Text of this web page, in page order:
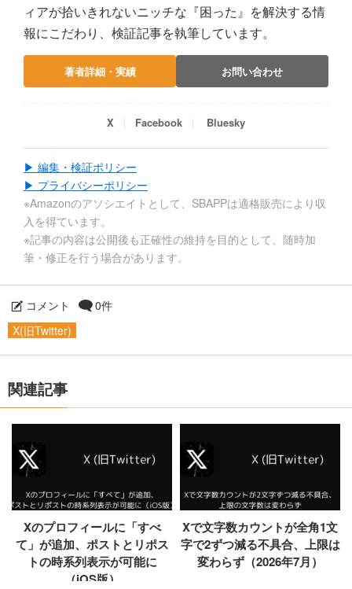
ィアが拾いきれないニッチな『困った』を解決する情
報にこだわり、検証記事を執筆しています。
著者詳細・実績 お問い合わせ
X Facebook Bluesky
▶ 編集・検証ポリシー
▶ プライバシーポリシー
※Amazonのアソシエイトとして、SBAPPは適格販売により収
入を得ています。
※記事の内容は公開後も正確性の維持を目的として、随時加
筆・修正を行う場合があります。
コメント
0件
X(旧Twitter)
関連記事
Xのプロフィールに「すべ
て」が追加、ポストとリポス
トの時系列表示が可能に
（iOS版）
Xで文字数カウントが全角1文
字で2ずつ減る不具合、上限は
変わらず（2026年7月）